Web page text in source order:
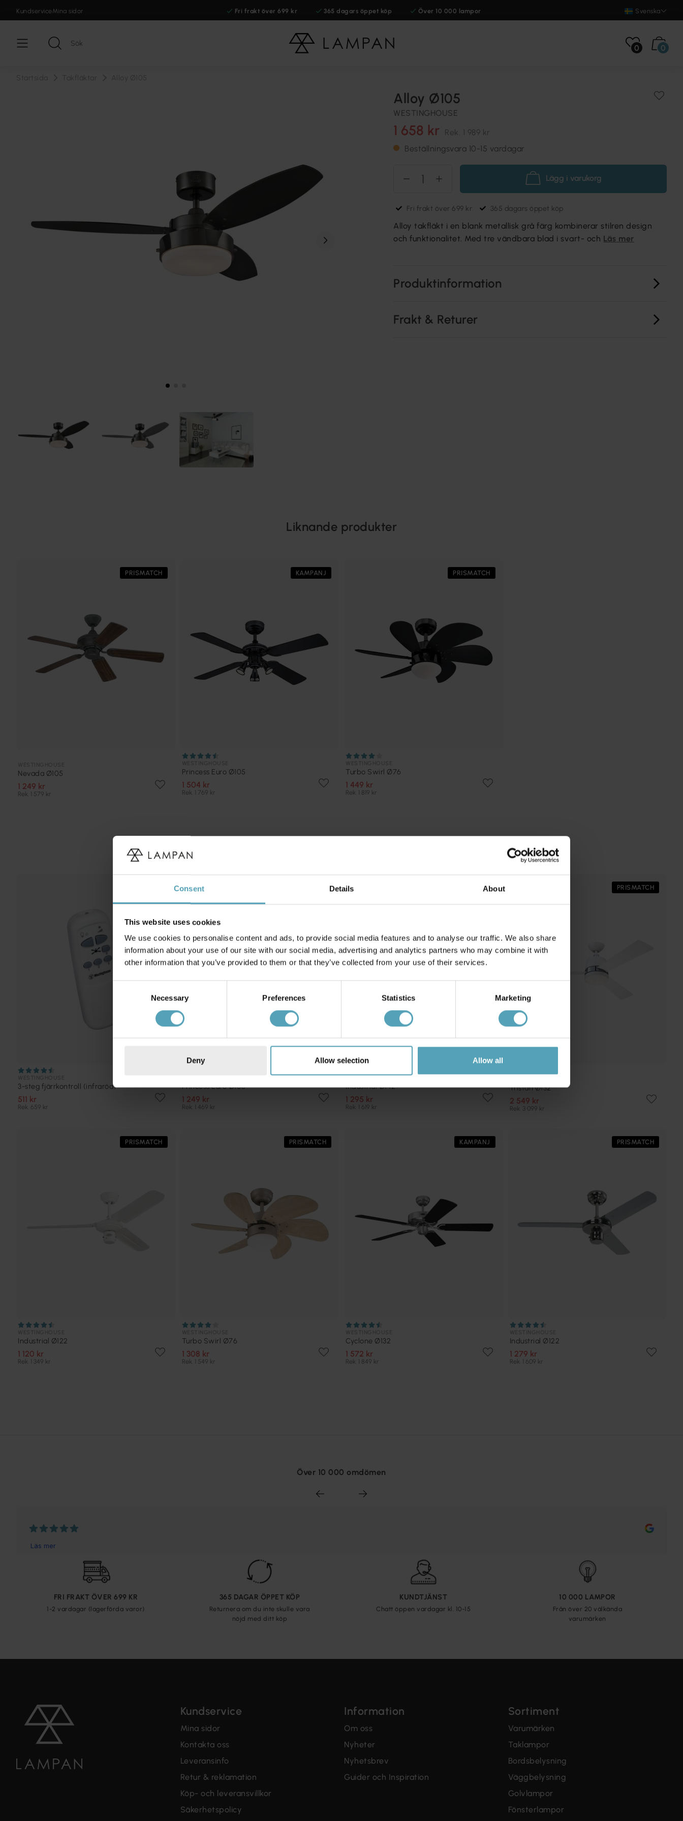
Consent Details About
This website uses cookies
We use cookies to personalise content and ads, to provide social media features and to analyse our traffic. We also share
information about your use of our site with our social media, advertising and analytics partners who may combine it with
other information that you’ve provided to them or that they’ve collected from your use of their services.
Necessary Preferences Statistics Marketing
Deny Allow selection Allow all
KundserviceMina sidor Fri frakt över 699 kr 365 dagars öppet köp Över 10 000 lampor Svenska
0 0
Alloy Ø105
WESTINGHOUSE
1 658 kr Rek. 1 989 kr
Beställningsvara 10-15 vardagar
Lägg i varukorg
Fri frakt över 699 kr 365 dagars öppet köp
Alloy takfläkt i en blank metallisk grå färg kombinerar stilren design
och funktionalitet. Med tre vändbara blad i svart- och Läs mer
Produktinformation
Frakt & Returer
Liknande produkter
PRISMATCH
Nevada Ø105
1 249 kr
Rek. 1 579 kr
KAMPANJ
Princess Euro Ø105
1 504 kr
Rek. 1 769 kr
PRISMATCH
Turbo Swirl Ø76
1 449 kr
Rek. 1 819 kr
Andra köpte även
3-steg fjärrkontroll (infraröd)
511 kr
Rek. 659 kr
Princess Euro Ø105
1 249 kr
Rek. 1 469 kr
PRISMATCH
WESTINGHOUSE
Industrial Ø142
1 295 kr
Rek. 1 619 kr
PRISMATCH
Tristan Ø132
2 549 kr
Rek. 3 099 kr
PRISMATCH
Industrial Ø122
1 120 kr
Rek. 1 349 kr
PRISMATCH
Turbo Swirl Ø76
1 308 kr
Rek. 1 549 kr
KAMPANJ
Cyclone Ø132
1 572 kr
Rek. 1 849 kr
PRISMATCH
Industrial Ø122
1 279 kr
Rek. 1 609 kr
Över 10 000 omdömen
FRI FRAKT ÖVER 699 KR
1-2 vardagar (lagerförda varor)
365 DAGAR ÖPPET KÖP
Returnera om du inte skulle vara
nöjd med ditt köp
KUNDTJÄNST
Chatt öppen vardagar kl. 10-15
10 000 LAMPOR
Från över 20 välkända
varumärken
Kundservice
Mina sidor
Kontakta oss
Leveransinfo
Retur & reklamation
Köp- och leveransvillkor
Säkerhetspolicy
Information
Om oss
Nyheter
Nyhetsbrev
Guider och Inspiration
Sortiment
Varumärken
Taklampor
Bordsbelysning
Väggbelysning
Golvlampor
Fönsterlampor